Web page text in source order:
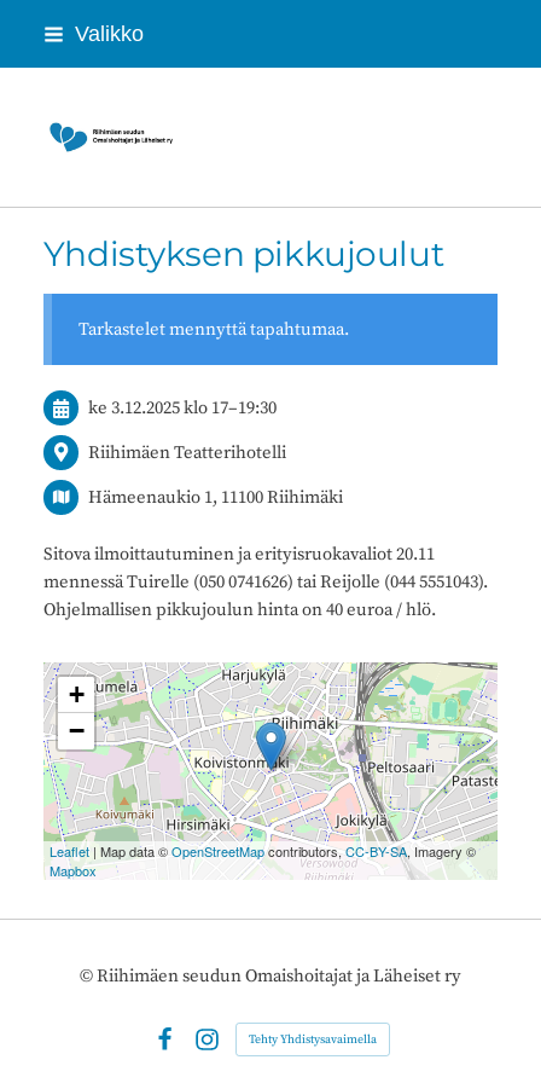
Siirry
Valikko
Riihimäen seudun Omaishoitajat ja
Yhdistyksen pikkujoulut
Tarkastelet mennyttä tapahtumaa.
ke 3.12.2025klo 17–19:30
Riihimäen Teatterihotelli
Hämeenaukio 1, 11100 Riihimäki
Sitova ilmoittautuminen ja erityisruokavaliot 20.11
mennessä Tuirelle (050 0741626) tai Reijolle (044 5551043).
Ohjelmallisen pikkujoulun hinta on 40 euroa / hlö.
+
−
Leaflet| Map data ©OpenStreetMapcontributors,CC-BY-SA, Imagery ©
Mapbox
©Riihimäen seudun Omaishoitajat ja Läheiset ry
Tehty Yhdistysavaimella